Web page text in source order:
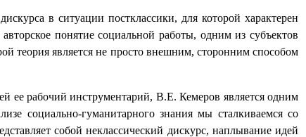
в ситуации постклассики, для которой характерен
понятие социальной работы, одним из субъектов
теория является не просто внешним, сторонним способом
ее рабочий инструментарий, В.Е. Кемеров является одним
социально-гуманитарного знания мы сталкиваемся со
собой неклассический дискурс, наплывание идей